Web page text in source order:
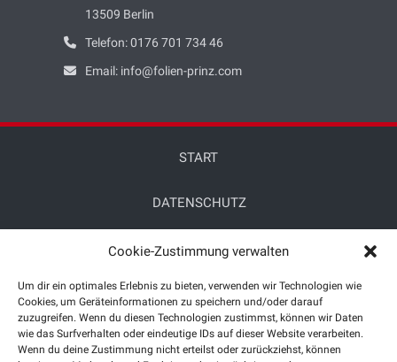
Cookie-Zustimmung verwalten
Um dir ein optimales Erlebnis zu bieten, verwenden wir Technologien wie
Cookies, um Geräteinformationen zu speichern und/oder darauf
zuzugreifen. Wenn du diesen Technologien zustimmst, können wir Daten
wie das Surfverhalten oder eindeutige IDs auf dieser Website verarbeiten.
Wenn du deine Zustimmung nicht erteilst oder zurückziehst, können
13509 Berlin
Telefon:0176 701 734 46
Email: info@folien-prinz.com
START
DATENSCHUTZ
IMPRESSUM